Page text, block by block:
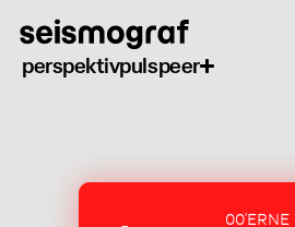
perspektivpulspeer
00'ERNE